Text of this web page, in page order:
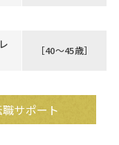
［40～45歳］
サポート